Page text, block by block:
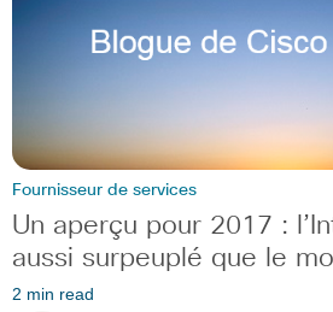
Fournisseur de services
Un aperçu pour 2017 :
aussi surpeuplé que le
2 min read